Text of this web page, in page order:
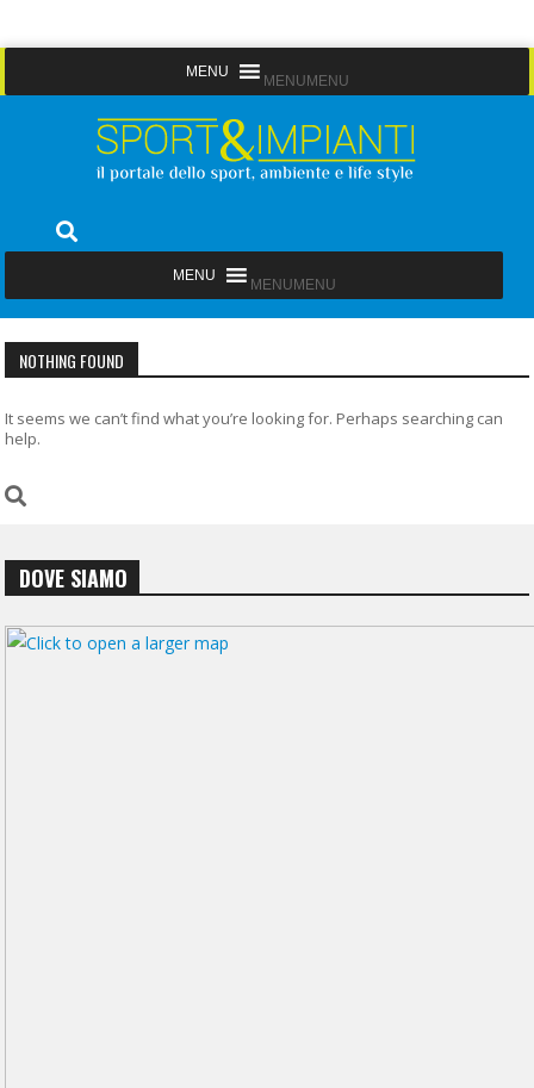
to
MENU MENU
Sport&Impianti
MENU MENU
NOTHING FOUND
It seems we can’t find what you’re looking for. Perhaps searching can
help.
DOVE SIAMO